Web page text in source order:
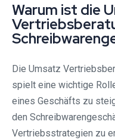
Warum ist die
Die Umsatz
spielt eine wichtige
eines Geschäfts zu
den
Vertriebsstrategien zu